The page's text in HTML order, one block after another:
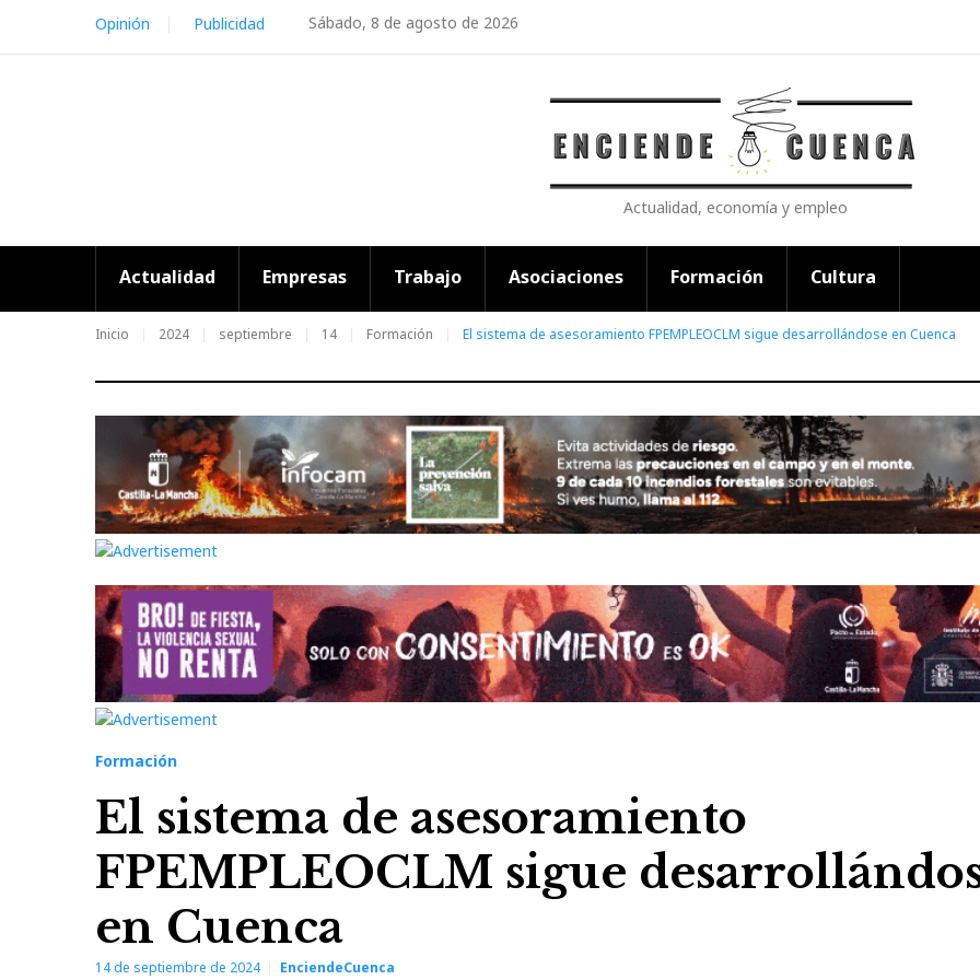
content
Sábado, 8 de agosto de 2026
Opinión Publicidad
Actualidad, economía y empleo
Actualidad Empresas Trabajo Asociaciones Formación Cultura
Inicio 2024 septiembre 14 Formación El sistema de asesoramiento FPEMPLEOCLM sigue desarrollándose en Cuenca
Formación
El sistema de asesoramiento
FPEMPLEOCLM sigue
en Cuenca
14 de septiembre de 2024 EnciendeCuenca